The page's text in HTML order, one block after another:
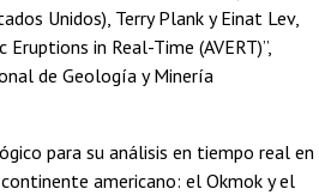
Unidos), Terry Plank y Einat Lev,
in Real-Time (AVERT)”,
de Geología y Minería
para su análisis en tiempo real en
americano: el Okmok y el